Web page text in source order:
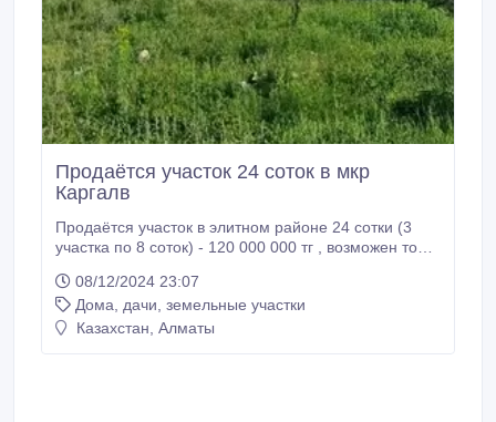
Продаётся участок 24 соток в мкр
Каргалв
Продаётся участок в элитном районе 24 сотки (3
участка по 8 соток) - 120 000 000 тг , возможен торг
08/12/2024 23:07
Дома, дачи, земельные участки
Казахстан, Алматы